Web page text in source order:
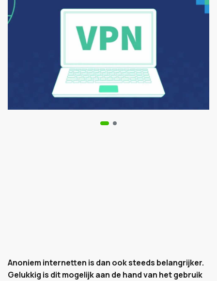
Anoniem internetten is dan ook steeds belangrijker.
Gelukkig is dit mogelijk aan de hand van het gebruik